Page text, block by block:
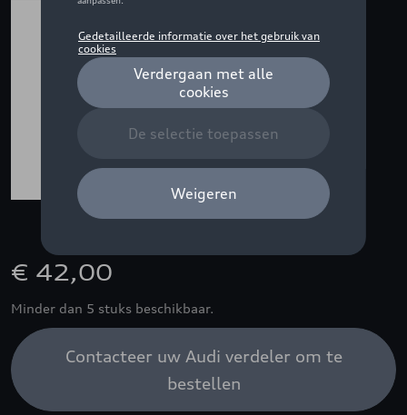
€ 42,00
Minder dan 5 stuks beschikbaar.
Contacteer uw Audi verdeler om te
bestellen